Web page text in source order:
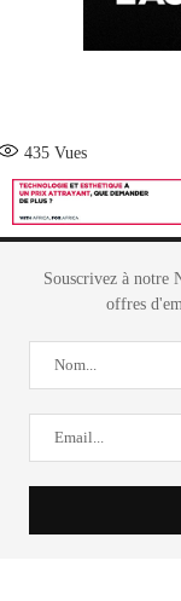
435 Vues
Souscrivez à notre
offres